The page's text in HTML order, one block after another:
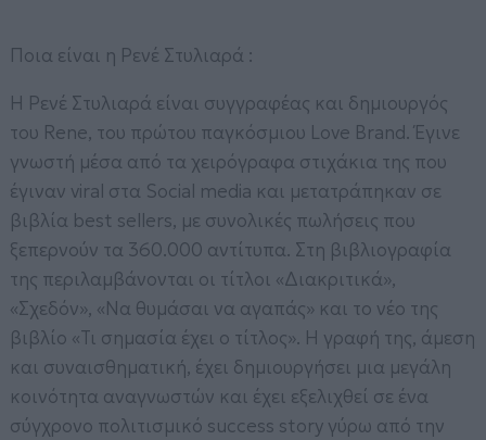
Ποια είναι η Ρενέ Στυλιαρά :
Η Ρενέ Στυλιαρά είναι συγγραφέας και δημιουργός
του Rene, του πρώτου παγκόσμιου Love Brand. Έγινε
γνωστή μέσα από τα χειρόγραφα στιχάκια της που
έγιναν viral στα Social media και μετατράπηκαν σε
βιβλία best sellers, με συνολικές πωλήσεις που
ξεπερνούν τα 360.000 αντίτυπα. Στη βιβλιογραφία
της περιλαμβάνονται οι τίτλοι «Διακριτικά»,
«Σχεδόν», «Να θυμάσαι να αγαπάς» και το νέο της
βιβλίο «Τι σημασία έχει ο τίτλος». Η γραφή της, άμεση
και συναισθηματική, έχει δημιουργήσει μια μεγάλη
κοινότητα αναγνωστών και έχει εξελιχθεί σε ένα
σύγχρονο πολιτισμικό success story γύρω από την